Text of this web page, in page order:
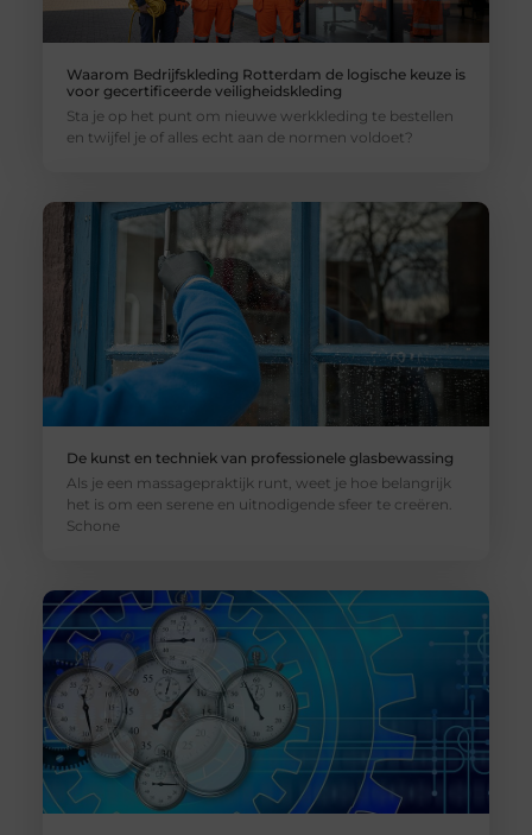
Waarom Bedrijfskleding Rotterdam de logische keuze is
voor gecertificeerde veiligheidskleding
Sta je op het punt om nieuwe werkkleding te bestellen
en twijfel je of alles echt aan de normen voldoet?
De kunst en techniek van professionele glasbewassing
Als je een massagepraktijk runt, weet je hoe belangrijk
het is om een serene en uitnodigende sfeer te creëren.
Schone